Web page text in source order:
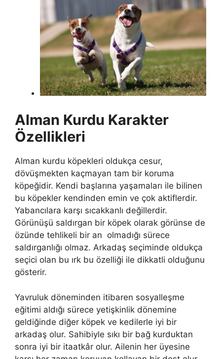
Alman Kurdu Karakter
Özellikleri
Alman kurdu köpekleri oldukça cesur,
dövüşmekten kaçmayan tam bir koruma
köpeğidir. Kendi başlarına yaşamaları ile bilinen
bu köpekler kendinden emin ve çok aktiflerdir.
Yabancılara karşı sıcakkanlı değillerdir.
Görünüşü saldırgan bir köpek olarak görünse de
özünde tehlikeli bir an olmadığı sürece
saldırganlığı olmaz. Arkadaş seçiminde oldukça
seçici olan bu ırk bu özelliği ile dikkatli olduğunu
gösterir.
Yavruluk döneminden itibaren sosyalleşme
eğitimi aldığı sürece yetişkinlik dönemine
geldiğinde diğer köpek ve kedilerle iyi bir
arkadaş olur. Sahibiyle sıkı bir bağ kurduktan
sonra iyi bir itaatkâr olur. Ailenin her üyesine